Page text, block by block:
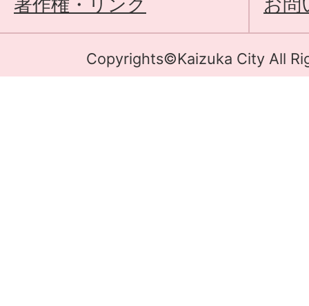
Copyrights©Kaizuka City All